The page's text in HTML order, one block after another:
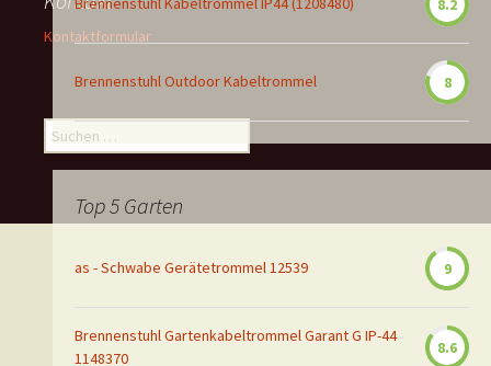
8.2
Brennenstuhl Outdoor Kabeltrommel 8
Top 5 Garten
as - Schwabe Gerätetrommel 12539 9
Brennenstuhl Gartenkabeltrommel Garant G IP-44
1148370
8.6
Kontaktformular
Suchen
nach: